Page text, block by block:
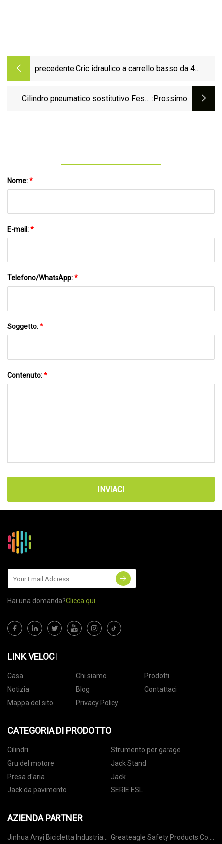
precedente:Cric idraulico a carrello basso da 4
e valvola di sovraccarico di sicurezza
Cilindro pneumatico sostitutivo Festo :Prossimo
Nome:*
E-mail:*
Telefono/WhatsApp:*
Soggetto:*
Contenuto:*
INVIACI
Hai una domanda?Clicca qui
LINK VELOCI
Casa Chi siamo
Prodotti
Notizia
Blog
Contattaci
Mappa del sito
Privacy Policy
CATEGORIA DI PRODOTTO
Cilindri
Strumento per garage
Gru del motore
Jack Stand
Presa d'aria
Jack
Jack da pavimento
SERIE ESL
AZIENDA PARTNER
Jinhua Anyi Bicicletta Industria Greateagle Safety Products Co.,